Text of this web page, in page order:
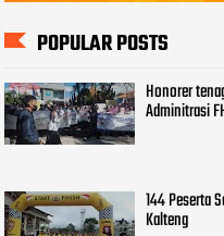
POPULAR POSTS
Honorer
Adminitrasi
144 Peserta
Kalteng